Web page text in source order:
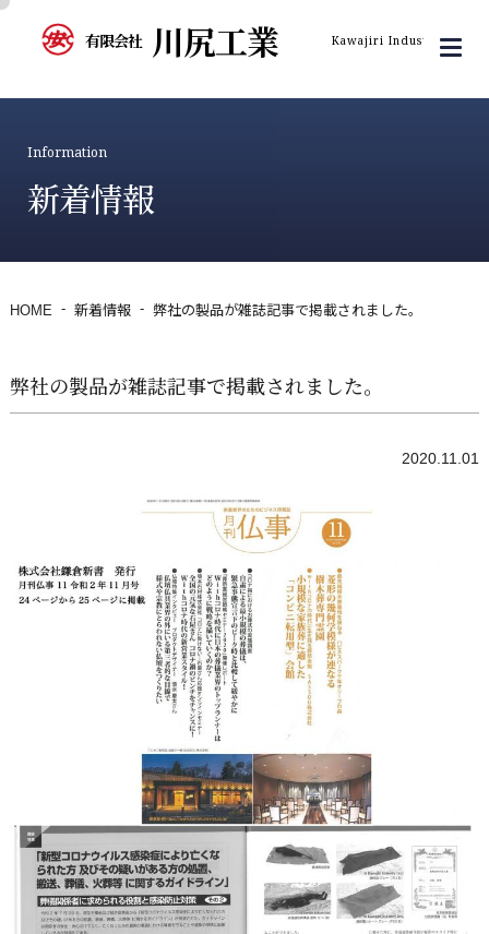
有限会社 川尻工業 Kawajiri Industry Inc.
Information
新着情報
HOME 新着情報 弊社の製品が雑誌記事で掲載されました。
弊社の製品が雑誌記事で掲載されました。
2020.11.01